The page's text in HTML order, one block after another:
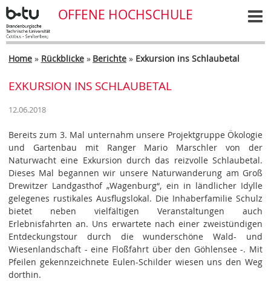
OFFENE HOCHSCHULE
Home » Rückblicke» Berichte » Exkursion ins Schlaubetal
EXKURSION INS SCHLAUBETAL
12.06.2018
Bereits zum 3. Mal unternahm unsere Projektgruppe Ökologie
und Gartenbau mit Ranger Mario Marschler von der
Naturwacht eine Exkursion durch das reizvolle Schlaubetal.
Dieses Mal begannen wir unsere Naturwanderung am Groß
Drewitzer Landgasthof „Wagenburg“, ein in ländlicher Idylle
gelegenes rustikales Ausflugslokal. Die Inhaberfamilie Schulz
bietet neben vielfältigen Veranstaltungen auch
Erlebnisfahrten an. Uns erwartete nach einer zweistündigen
Entdeckungstour durch die wunderschöne Wald- und
Wiesenlandschaft - eine Floßfahrt über den Göhlensee -. Mit
Pfeilen gekennzeichnete Eulen-Schilder wiesen uns den Weg
dorthin.